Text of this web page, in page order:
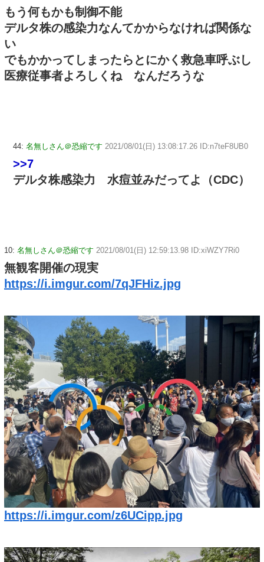
もう何もかも制御不能
デルタ株の感染力なんてかからなければ関係な
い
でもかかってしまったらとにかく救急車呼ぶし
医療従事者よろしくね なんだろうな
44: 名無しさん＠恐縮です 2021/08/01(日) 13:08:17.26 ID:n7teF8UB0
>>7
デルタ株感染力 水痘並みだってよ（CDC）
10: 名無しさん＠恐縮です 2021/08/01(日) 12:59:13.98 ID:xiWZY7Ri0
無観客開催の現実
https://i.imgur.com/7qJFHiz.jpg
https://i.imgur.com/z6UCipp.jpg